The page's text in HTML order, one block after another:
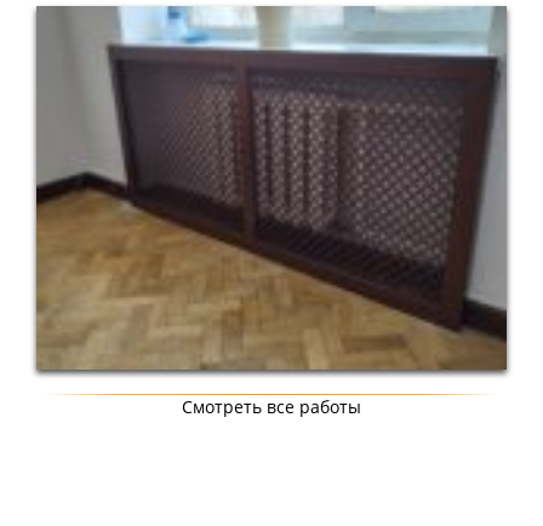
Смотреть все работы